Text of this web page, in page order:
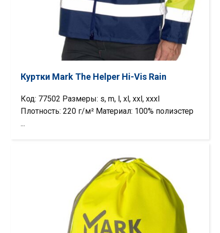
Куртки Mark The Helper Hi-Vis Rain
Код: 77502 Размеры: s, m, l, xl, xxl, xxxl
Плотность: 220 г/м² Материал: 100% полиэстер
...